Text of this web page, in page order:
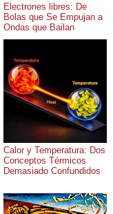
Electrones libres: De
Bolas que Se Empujan a
Ondas que Bailan
Calor y Temperatura: Dos
Conceptos Térmicos
Demasiado Confundidos